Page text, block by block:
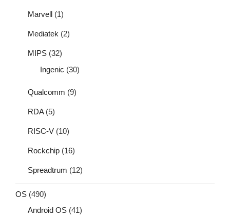
Marvell (1)
Mediatek (2)
MIPS (32)
Ingenic (30)
Qualcomm (9)
RDA(5)
RISC-V (10)
Rockchip (16)
Spreadtrum (12)
OS (490)
Android OS (41)